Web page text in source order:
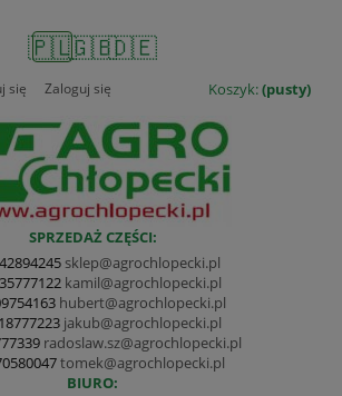
🇵🇱🇬🇧🇩🇪
Koszyk:(pusty)
się Zaloguj się
SPRZEDAŻ CZĘŚCI:
sklep@agrochlopecki.pl
kamil@agrochlopecki.pl
hubert@agrochlopecki.pl
jakub@agrochlopecki.pl
radoslaw.sz@agrochlopecki.pl
tomek@agrochlopecki.pl
BIURO: